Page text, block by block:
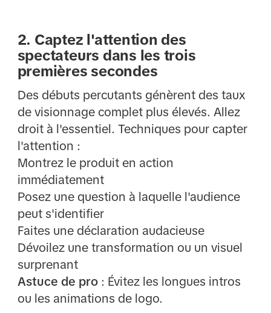
2. Captez l'attention des
spectateurs dans les trois
premières secondes
Des débuts percutants génèrent des taux
de visionnage complet plus élevés. Allez
droit à l'essentiel. Techniques pour capter
l'attention :
Montrez le produit en action
immédiatement
Posez une question à laquelle l'audience
peut s'identifier
Faites une déclaration audacieuse
Dévoilez une transformation ou un visuel
surprenant
Astuce de pro: Évitez les longues intros
ou les animations de logo.